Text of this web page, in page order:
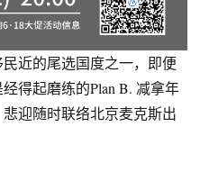
近的尾选国度之一，即便
得起磨练的Plan B. 减拿年
迎随时联络北京麦克斯出